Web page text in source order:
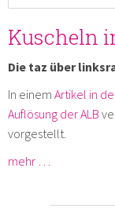
Kuscheln
Die taz über
In einem Artikel in
Auflösung der ALB
vorgestellt.
mehr …